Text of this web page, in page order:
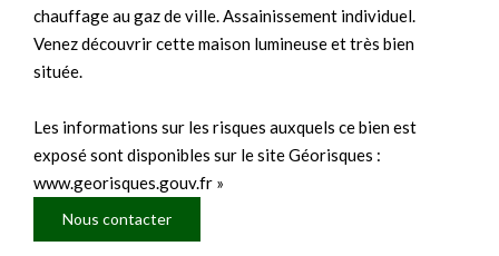
chauffage au gaz de ville. Assainissement individuel.
Venez découvrir cette maison lumineuse et très bien
située.
Les informations sur les risques auxquels ce bien est
exposé sont disponibles sur le site Géorisques :
www.georisques.gouv.fr »
Nous contacter